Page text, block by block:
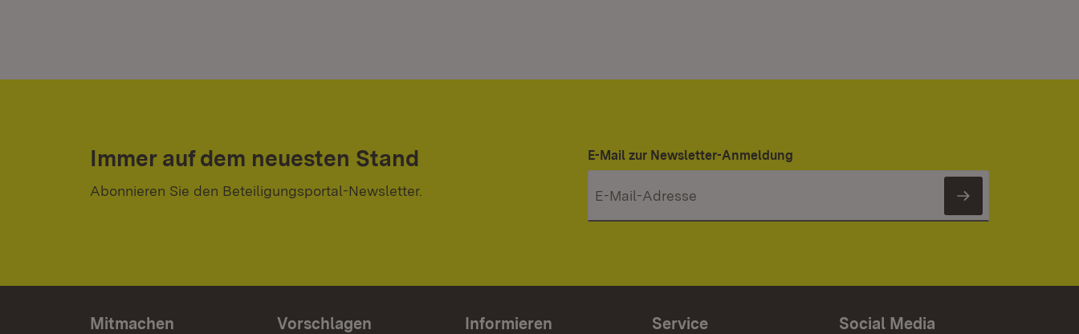
Immer auf dem neuesten Stand
Abonnieren Sie den Beteiligungsportal-Newsletter.
E-Mail zur Newsletter-Anmeldung
Newsletter
Mitmachen Vorschlagen Informieren Service Social Media